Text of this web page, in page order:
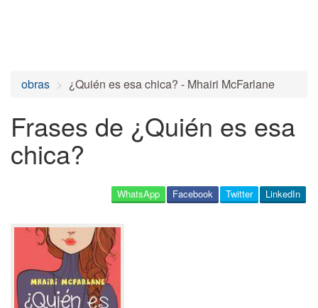
obras ¿Quién es esa chica? - Mhairi McFarlane
Frases de ¿Quién es esa
chica?
LinkedIn
Twitter
Facebook
WhatsApp